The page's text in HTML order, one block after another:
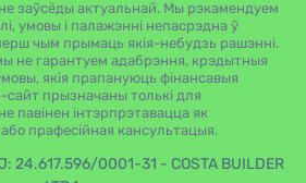
заўсёды актуальнай. Мы рэкамендуем
умовы і палажэнні непасрэдна ў
чым прымаць якія-небудзь рашэнні.
не гарантуем адабрэння, крэдытныя
якія прапануюць фінансавыя
сайт прызначаны толькі для
павінен інтэрпрэтавацца як
прафесійная кансультацыя.
24.617.596/0001-31 - COSTA BUILDER